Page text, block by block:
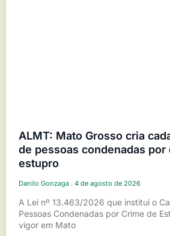
ALMT: Mato Grosso cria
de pessoas condenadas por
estupro
Danilo Gonzaga 4 de agosto de 2026
A Lei nº 13.463/2026 que institui o
Pessoas Condenadas por Crime de
vigor em Mato